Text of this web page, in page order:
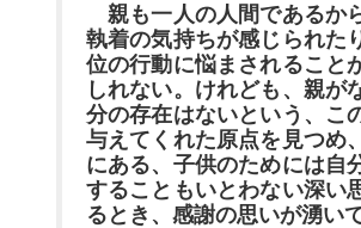
親も一人の人間であるか
執着の気持ちが感じられた
位の行動に悩まされること
しれない。けれども、親が
分の存在はないという、こ
与えてくれた原点を見つめ
にある、子供のためには自
することもいとわない深い
るとき、感謝の思いが湧い